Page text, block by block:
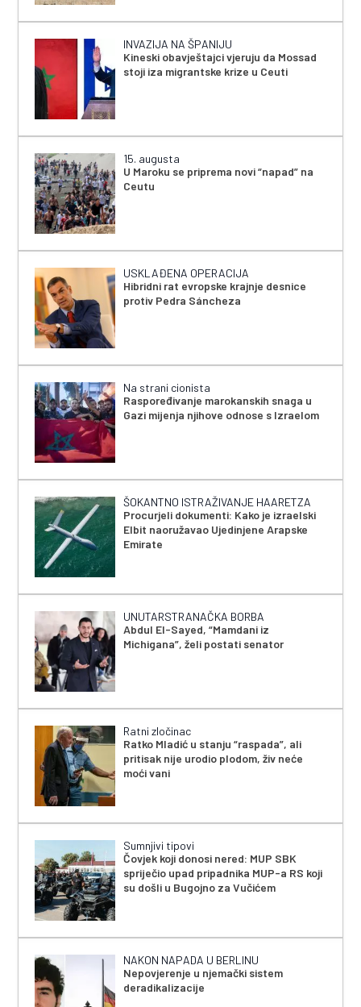
INVAZIJA NA ŠPANIJU
Kineski obavještajci vjeruju da Mossad
stoji iza migrantske krize u Ceuti
15. augusta
U Maroku se priprema novi “napad” na
Ceutu
USKLAĐENA OPERACIJA
Hibridni rat evropske krajnje desnice
protiv Pedra Sáncheza
Na strani cionista
Raspoređivanje marokanskih snaga u
Gazi mijenja njihove odnose s Izraelom
ŠOKANTNO ISTRAŽIVANJE HAARETZA
Procurjeli dokumenti: Kako je izraelski
Elbit naoružavao Ujedinjene Arapske
Emirate
UNUTARSTRANAČKA BORBA
Abdul El-Sayed, “Mamdani iz
Michigana”, želi postati senator
Ratni zločinac
Ratko Mladić u stanju “raspada”, ali
pritisak nije urodio plodom, živ neće
moći vani
Sumnjivi tipovi
Čovjek koji donosi nered: MUP SBK
spriječio upad pripadnika MUP-a RS koji
su došli u Bugojno za Vučićem
NAKON NAPADA U BERLINU
Nepovjerenje u njemački sistem
deradikalizacije